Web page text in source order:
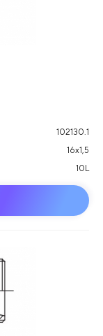
102130.1
16х1,5
10L